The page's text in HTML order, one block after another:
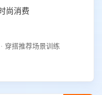
尚消费
穿搭推荐场景训练